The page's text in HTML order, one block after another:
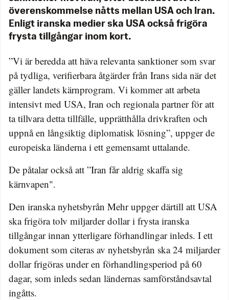
överenskommelse nåtts mellan USA och Iran.
Enligt iranska medier ska USA också frigöra
frysta tillgångar inom kort.
”Vi är beredda att häva relevanta sanktioner som svar
på tydliga, verifierbara åtgärder från Irans sida när det
gäller landets kärnprogram. Vi kommer att arbeta
intensivt med USA, Iran och regionala partner för att
ta tillvara detta tillfälle, upprätthålla drivkraften och
uppnå en långsiktig diplomatisk lösning”, uppger de
europeiska länderna i ett gemensamt uttalande.
De påtalar också att ”Iran får aldrig skaffa sig
kärnvapen".
Den iranska nyhetsbyrån Mehr uppger därtill att USA
ska frigöra tolv miljarder dollar i frysta iranska
tillgångar innan ytterligare förhandlingar inleds. I ett
dokument som citeras av nyhetsbyrån ska 24 miljarder
dollar frigöras under en förhandlingsperiod på 60
dagar, som inleds sedan ländernas samförståndsavtal
ingåtts.